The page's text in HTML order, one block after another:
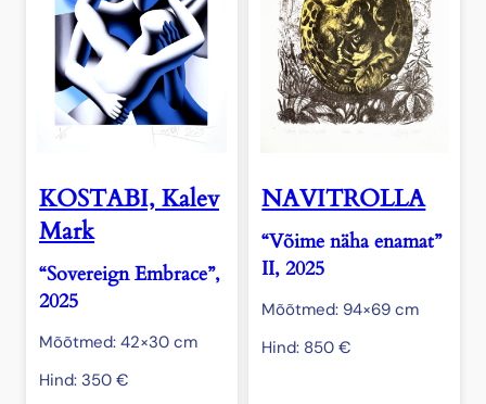
KOSTABI, Kalev
Mark
“Sovereign Embrace”,
2025
Mõõtmed: 42×30 cm
Hind: 350 €
NAVITROLLA
“Võime näha enamat”
II, 2025
Mõõtmed: 94×69 cm
Hind: 850€